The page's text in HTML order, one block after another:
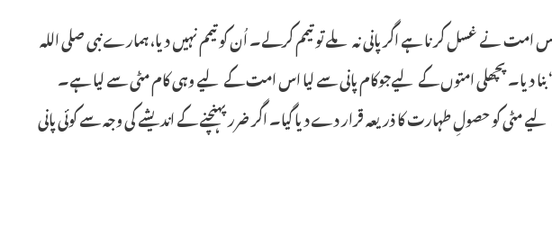
نے غسل کرنا ہے اگر پانی نہ ملے توتیمم کرلے۔ اُن کو تیمم نہیں دیا، ہمارے نبی صلی اللہ
بنا دیا۔ پچھلی امتوں کے لیےجوکام پانی سے لیا اس امت کے لیے وہی کام مٹی سے لیا ہے۔
کو حصولِ طہارت کا ذریعہ قرار دے دیا گیا۔ اگر ضرر پہنچنے کے اندیشے کی وجہ سے کوئی پانی